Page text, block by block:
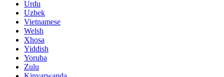
Urdu
Uzbek
Vietnamese
Welsh
Xhosa
Yiddish
Yoruba
Zulu